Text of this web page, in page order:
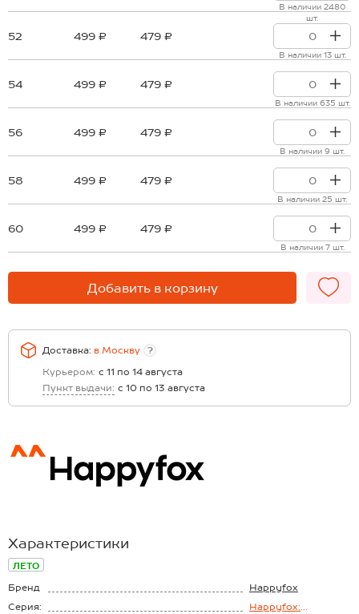
В наличии 2480
шт.
52 499 ₽ 479 ₽
В наличии 13 шт.
54 499 ₽ 479 ₽
В наличии 635 шт.
56 499 ₽ 479 ₽
В наличии 9 шт.
58 499 ₽ 479 ₽
В наличии 25 шт.
60 499 ₽ 479 ₽
В наличии 7 шт.
Добавить в корзину
Доставка: в Москву
?
Курьером: с 11 по 14 августа
Пункт выдачи: с 10 по 13 августа
Характеристики
ЛЕТО
Бренд
Happyfox
Серия:
Happyfox: